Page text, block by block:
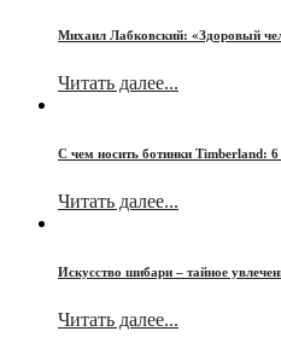
Михаил Лабковский: «Здоровый
Читать далее...
С чем носить ботинки Timberland:
Читать далее...
Искусство шибари – тайное
Читать далее...